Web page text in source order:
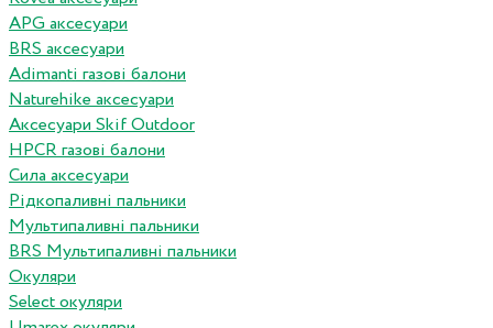
APG аксесуари
BRS аксесуари
Adimanti газові балони
Naturehike аксесуари
Аксесуари Skif Outdoor
HPCR газові балони
Сила аксесуари
Рідкопаливні пальники
Мультипаливні пальники
BRS Мультипаливні пальники
Окуляри
Select окуляри